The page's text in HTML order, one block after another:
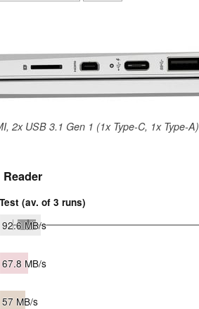
2x USB 3.1 Gen 1 (1x Type-C, 1x Type-A)
(av. of 3 runs)
92.6 MB/s
67.8 MB/s
57 MB/s